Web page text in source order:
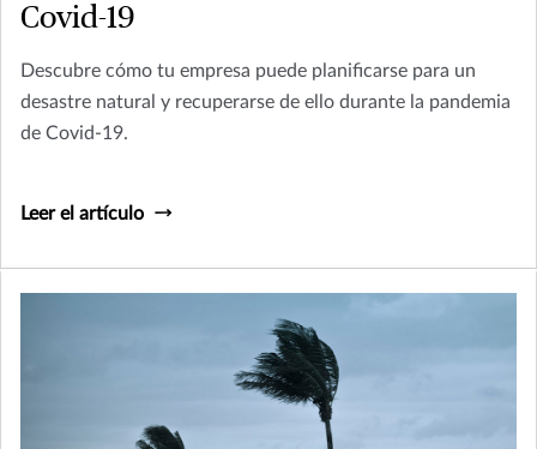
Covid-19
Descubre cómo tu empresa puede planificarse para un
desastre natural y recuperarse de ello durante la pandemia
de Covid-19.
Leer el artículo